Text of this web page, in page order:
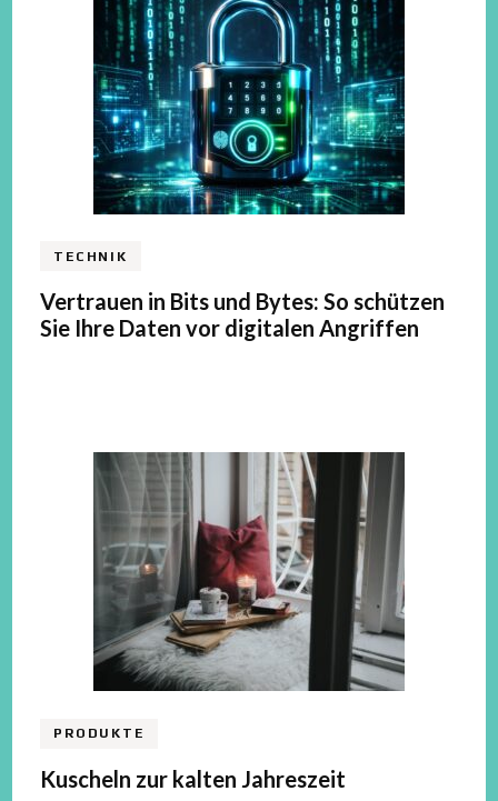
TECHNIK
Vertrauen in Bits und Bytes: So schützen
Sie Ihre Daten vor digitalen Angriffen
PRODUKTE
Kuscheln zur kalten Jahreszeit